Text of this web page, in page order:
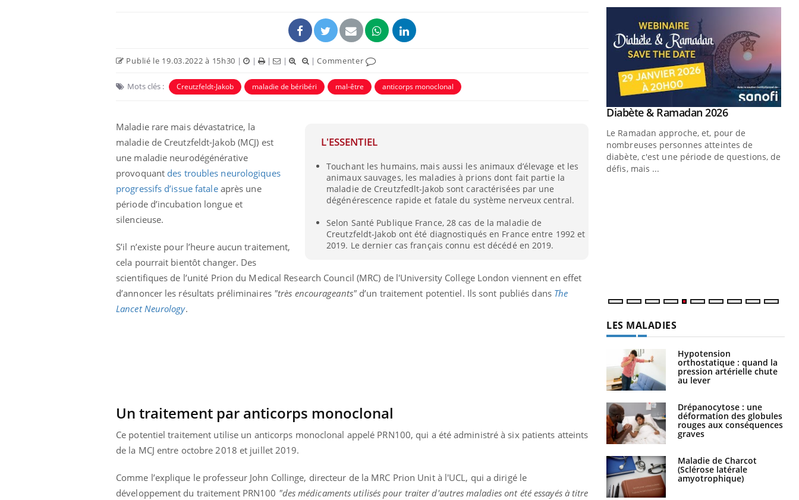
Publié le 19.03.2022 à 15h30 | | | | |Commenter
Mots clés : Creutzfeldt-Jakob maladie de béribéri mal-être anticorps monoclonal
L'ESSENTIEL
Touchant les humains, mais aussi les animaux d’élevage et les
animaux sauvages, les maladies à prions dont fait partie la
maladie de Creutzfedlt-Jakob sont caractérisées par une
dégénérescence rapide et fatale du système nerveux central.
Selon Santé Publique France, 28 cas de la maladie de
Creutzfeldt-Jakob ont été diagnostiqués en France entre 1992 et
2019. Le dernier cas français connu est décédé en 2019.
Maladie rare mais dévastatrice, la
maladie de Creutzfeldt-Jakob (MCJ) est
une maladie neurodégénérative
provoquant des troubles neurologiques
progressifs d’issue fataleaprès une
période d’incubation longue et
silencieuse.
S’il n’existe pour l’heure aucun traitement,
cela pourrait bientôt changer. Des
scientifiques de l’unité Prion du Medical Research Council (MRC) de l'University College London viennent en effet
d’annoncer les résultats préliminaires "très encourageants"d’un traitement potentiel. Ils sont publiés dans The
Lancet Neurology.
Un traitement par anticorps monoclonal
Ce potentiel traitement utilise un anticorps monoclonal appelé PRN100, qui a été administré à six patients atteints
de la MCJ entre octobre 2018 et juillet 2019.
Comme l’explique le professeur John Collinge, directeur de la MRC Prion Unit à l'UCL, qui a dirigé le
développement du traitement PRN100 "des médicaments utilisés pour traiter d'autres maladies ont été essayés à titre
même alopécie… Les symptômes de la
carence en fer sont multiples ce qui la rend
osait en parler??
En 2026, l'insuline dans le diabète de type 2
patients comme parfois chez les soignants. soleil, activités en plein air… Nos mains
sont ...
Youtube
Diabète & Ramadan 2026Youtube
Le Ramadan approche, et, pour de
nombreuses personnes atteintes de
diabète, c'est une période de questions, de
défis, mais ...
LES MALADIES
Hypotension
orthostatique : quand la
pression artérielle chute
au lever
Drépanocytose : une
déformation des globules
rouges aux conséquences
graves
Maladie de Charcot
(Sclérose latérale
amyotrophique)